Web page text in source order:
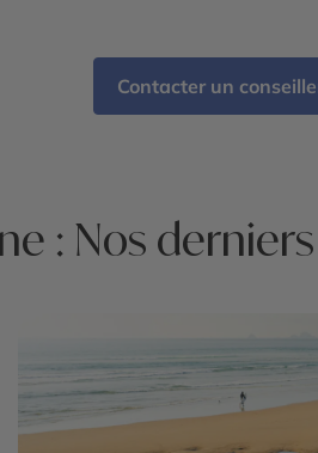
Contacter un
: Nos